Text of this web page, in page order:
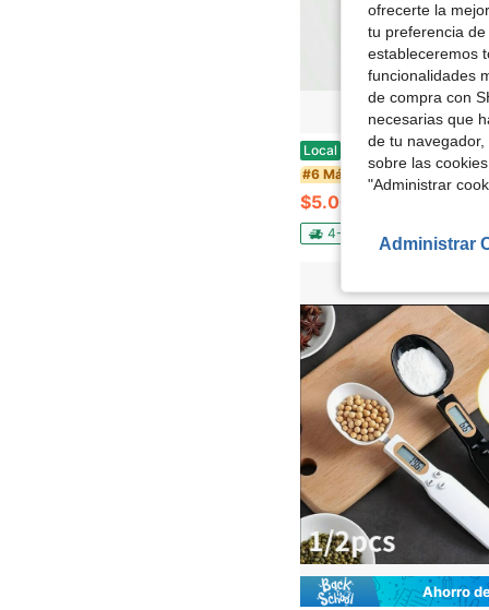
Local -43% Báscula digital portátil para equipaje de 50 kg (110 lb) - Pesaje de equipaje de metal de alta precisión, conversión de unidades,
#6 Más vendidos
$5.00
4-5 días hábiles
Ahorro
ofrecerte la
tu preferencia
estableceremos
funcionalidades
de compra con
necesarias que
de tu
sobre las
"Administrar
Administrar